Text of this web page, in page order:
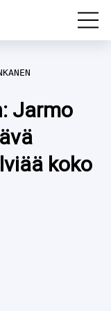
Jarmo
koko